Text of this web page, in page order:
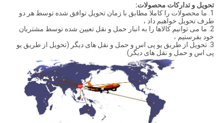
تحویل و تدارکات محصولات:
1. ما محصولات را کاملا مطابق با زمان تحویل توافق شده توسط هر دو
طرف تحویل خواهیم داد ،
2. ما می توانیم کالاها را به انبار حمل و نقل تعیین شده توسط مشتریان
خود بفرستیم ،
3. تحویل از طریق یو پی اس و حمل و نقل های دیگر (تحویل از طریق یو
پی اس و حمل و نقل های دیگر).